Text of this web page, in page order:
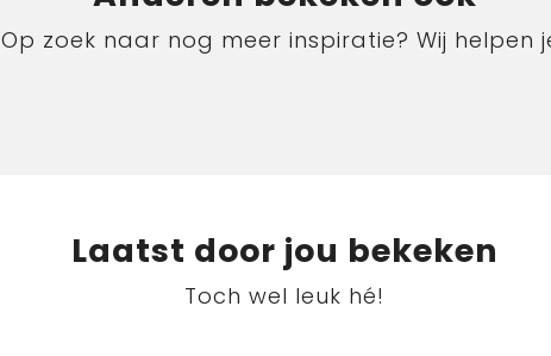
Op zoek naar nog meer inspiratie? Wij helpen
Laatst door jou bekeken
Toch wel leuk hé!